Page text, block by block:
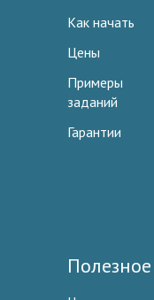
Как начать
Цены
Примеры
заданий
Гарантии
Полезное